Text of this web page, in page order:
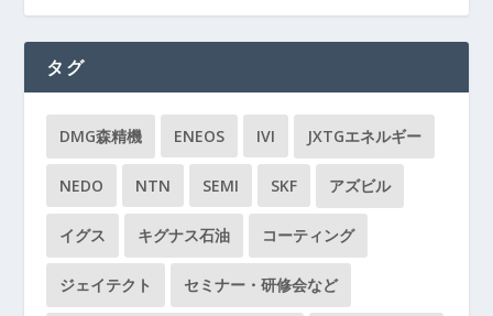
タグ
DMG森精機 ENEOS IVI JXTGエネルギー
NEDO NTN SEMI SKF アズビル
イグス キグナス石油 コーティング
ジェイテクト セミナー・研修会など